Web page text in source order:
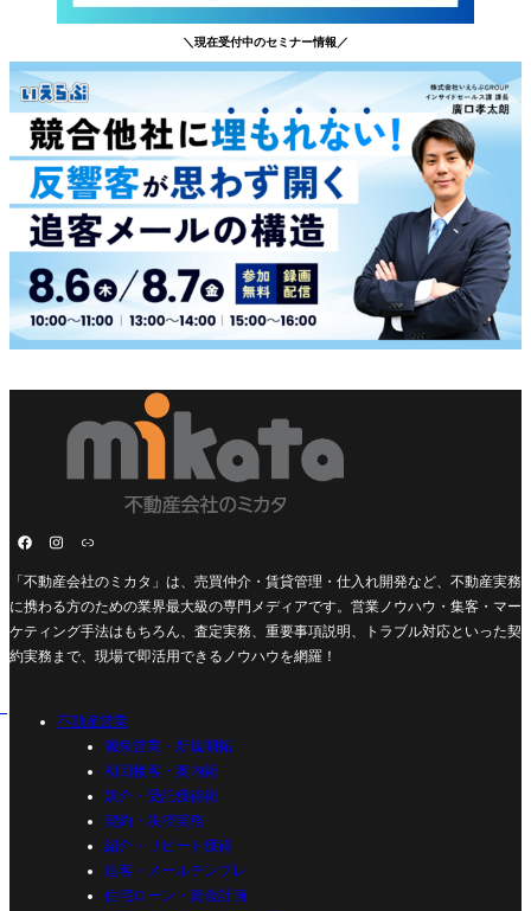
＼現在受付中のセミナー情報／
「不動産会社のミカタ」は、売買仲介・賃貸管理・仕入れ開発など、不動産実務
に携わる方のための業界最大級の専門メディアです。営業ノウハウ・集客・マー
ケティング手法はもちろん、査定実務、重要事項説明、トラブル対応といった契
約実務まで、現場で即活用できるノウハウを網羅！
不動産営業
源泉営業・新規開拓
初回接客・案内術
媒介・受託獲得術
契約・決済実務
紹介・リピート獲得
追客・メールテンプレ
住宅ローン・資金計画